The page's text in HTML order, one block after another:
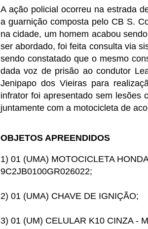
A ação policial ocorreu na estrada
a guarnição composta pelo CB S.
na cidade, um homem acabou
ser abordado, foi feita consulta via
sendo constatado que o mesmo
dada voz de prisão ao condutor
Jenipapo dos Vieiras para
infrator foi apresentado sem lesões
juntamente com a motocicleta de
OBJETOS APREENDIDOS
1) 01 (UMA) MOTOCICLETA
9C2JB0100GR026022;
2) 01 (UMA) CHAVE DE IGNIÇÃO;
3) 01 (UM) CELULAR K10 CINZA -